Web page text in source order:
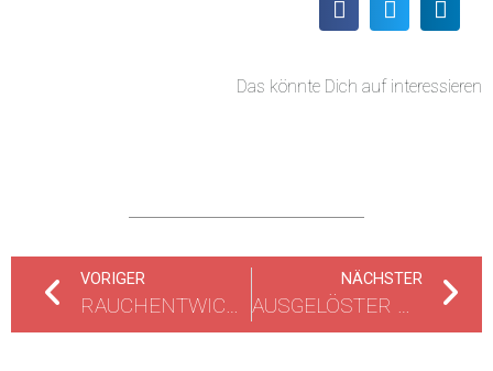
Das könnte Dich auf interessieren
VORIGER
RAUCHENTWICKLUNG 1.OG ZWEIFAMILIENHAUS
NÄCHSTER
AUSGELÖSTER HEIMRAUCHMELDER MEHRFAMILIENHAUS